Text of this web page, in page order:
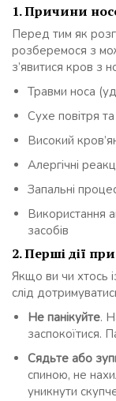
1. Причини
Перед тим як
розберемося з
з’явитися кров з
Травми носа
Сухе повітря
Високий
Алергічні
Запальні
Використання
засобів
2. Перші дії
Якщо ви чи хтось
слід
Не панікуйте.
заспокоїтися.
Сядьте або
спиною, не
уникнути